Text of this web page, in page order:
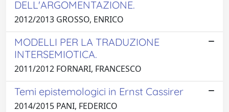
DELL'ARGOMENTAZIONE.
2012/2013 GROSSO, ENRICO
MODELLI PER LA TRADUZIONE
INTERSEMIOTICA.
2011/2012 FORNARI, FRANCESCO
Temi epistemologici in Ernst Cassirer
2014/2015 PANI, FEDERICO